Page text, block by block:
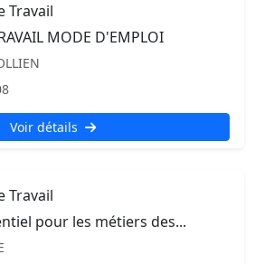
Travail
MODE D'EMPLOI
Voir détails
Travail
pour les métiers des...